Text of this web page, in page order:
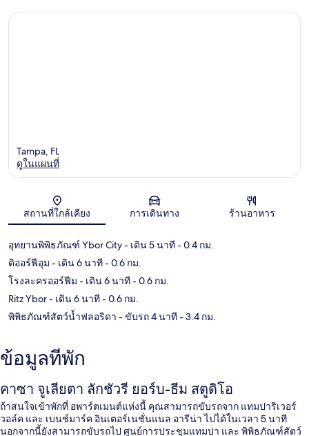
แผนที่
Tampa, FL
ดูในแผนที่
สถานที่ใกล้เคียง การเดินทาง ร้านอาหาร
อุทยานพิพิธภัณฑ์ Ybor City- เดิน 5 นาที- 0.4 กม.
ดิออร์ฟีอุม - เดิน 6 นาที- 0.6 กม.
โรงละครออร์ฟีม - เดิน 6 นาที- 0.6 กม.
Ritz Ybor- เดิน 6 นาที- 0.6 กม.
พิพิธภัณฑ์สัตว์น้ำฟลอริดา - ขับรถ 4 นาที- 3.4 กม.
ข้อมูลที่พัก
คาซา จูเลียตา ลักชัวรี ยอร์บ-ธีม สตูดิโอ
ถ้าสนใจเข้าพักที่ อพาร์ตเมนต์แห่งนี้ คุณสามารถขับรถจาก แทมปาริเวอร์
วอล์ค และ เบนช์มาร์ค อินเตอร์เนชั่นแนล อารีน่า ไปได้ในเวลา 5 นาที
นอกจากนี้ยังสามารถขับรถไป ศูนย์การประชุมแทมปา และ พิพิธภัณฑ์สัตว์